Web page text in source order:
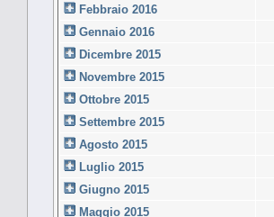
Febbraio 2016
Gennaio 2016
Dicembre 2015
Novembre 2015
Ottobre 2015
Settembre 2015
Agosto 2015
Luglio 2015
Giugno 2015
Maggio 2015